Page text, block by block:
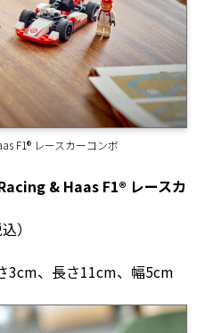
F1® レースカーコンボ
& Haas F1® レースカ
）
3cm、長さ11cm、幅5cm